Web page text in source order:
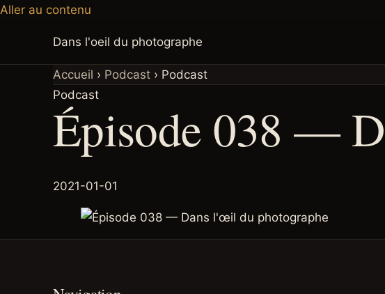
Aller au contenu
Dans l'oeil du photographe
Accueil › Podcast › Podcast
Podcast
Épisode 038 —
2021-01-01